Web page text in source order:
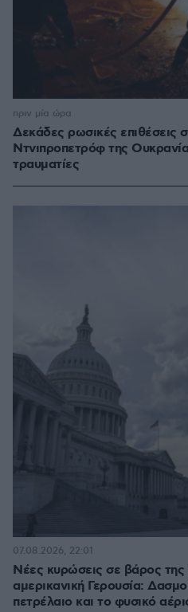
Δεκάδες ρωσικές επιθέσεις
Ντνιπροπετρόφ της
τραυματίες
πριν μία ώρα
Νέες κυρώσεις σε βάρος
αμερικανική Γερουσία:
πετρέλαιο και το φυσικό
07.08.2026, 22:01